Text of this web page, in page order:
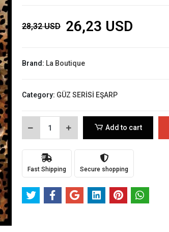
28,32 USD 26,23 USD
Brand: La Boutique
Category: GÜZ SERİSİ EŞARP
Add to cart
Fast Shipping Secure shopping